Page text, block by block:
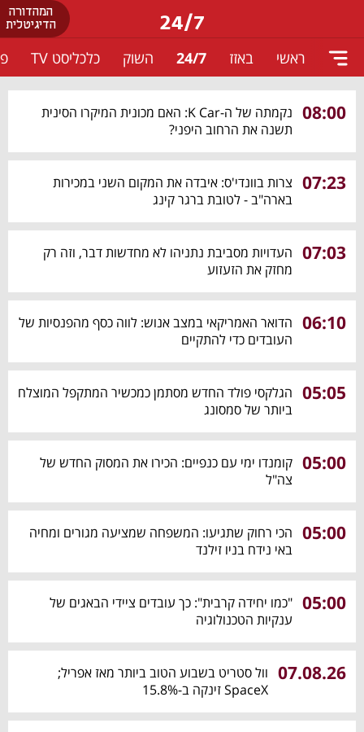
המהדורה
הדיגיטלית
24/7
ראשי באזז 24/7 השוק כלכליסט TV
08:00
נקמתה של ה-K Car: האם מכונית המיקרו הסינית
תשנה את הרחוב היפני?
07:23 צרות בוונדי'ס: איבדה את המקום השני במכירות
בארה"ב - לטובת ברגר קינג
07:03 העדויות מסביבת נתניהו לא מחדשות דבר, וזה רק
מחזק את הזעזוע
06:10 הדואר האמריקאי במצב אנוש: לווה כסף מהפנסיות של
העובדים כדי להתקיים
05:05 הגלקסי פולד החדש מסתמן כמכשיר המתקפל המוצלח
ביותר של סמסונג
05:00 קומנדו ימי עם כנפיים: הכירו את המסוק החדש של
צה"ל
05:00 הכי רחוק שתגיעו: המשפחה שמציעה מגורים ומחיה
באי נידח בניו זילנד
05:00 "כמו יחידה קרבית": כך עובדים ציידי הבאגים של
ענקיות הטכנולוגיה
07.08.26 וול סטריט בשבוע הטוב ביותר מאז אפריל;
SpaceX זינקה ב-15.8%